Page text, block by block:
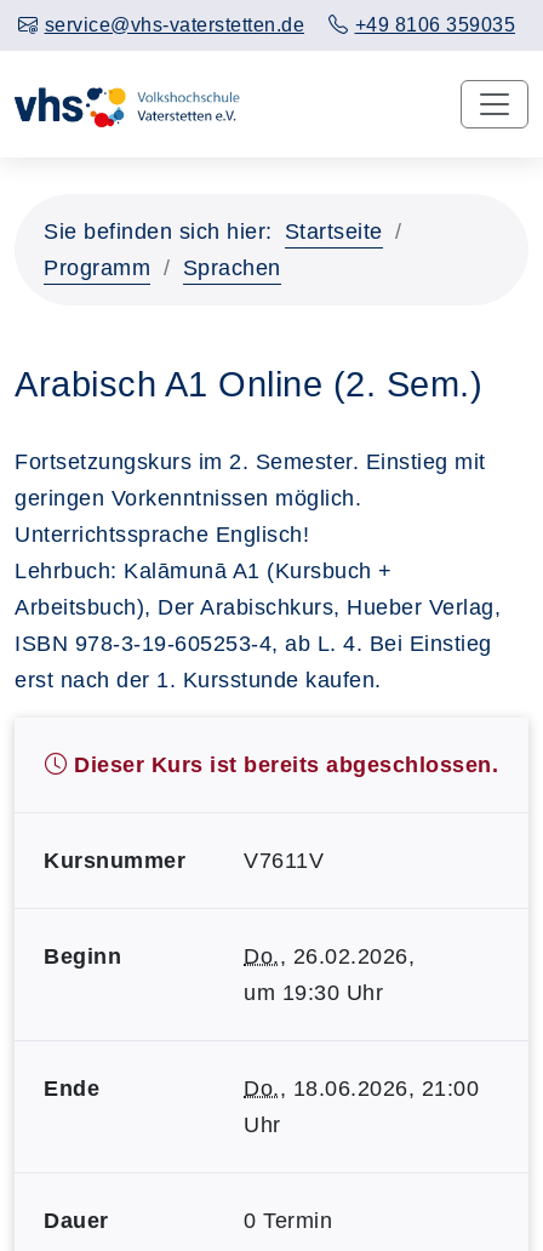
service@vhs-vaterstetten.de +49 8106 359035
Sie befinden sich hier:
Startseite
Programm
Sprachen
Arabisch A1 Online (2. Sem.)
Fortsetzungskurs im 2. Semester. Einstieg mit
geringen Vorkenntnissen möglich.
Unterrichtssprache Englisch!
Lehrbuch: Kalāmunā A1 (Kursbuch +
Arbeitsbuch), Der Arabischkurs, Hueber Verlag,
ISBN 978-3-19-605253-4, ab L. 4. Bei Einstieg
erst nach der 1. Kursstunde kaufen.
Dieser Kurs ist bereits abgeschlossen.
Kursnummer V7611V
Beginn Do., 26.02.2026,
um 19:30 Uhr
Ende Do., 18.06.2026, 21:00
Uhr
Dauer 0 Termin